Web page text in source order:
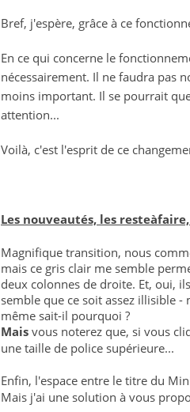
Bref, j'espère, grâce à ce
En ce qui concerne le
nécessairement. Il ne faudra pas
moins important. Il se pourrait
attention...
Voilà, c'est l'esprit de ce
Les nouveautés, les
Magnifique transition, nous
mais ce gris clair me semble
deux colonnes de droite. Et, oui,
semble que ce soit assez illisible
même sait-il pourquoi ?
Mais vous noterez que, si vous
une taille de police supérieure...
Enfin, l'espace entre le titre du
Mais j'ai une solution à vous